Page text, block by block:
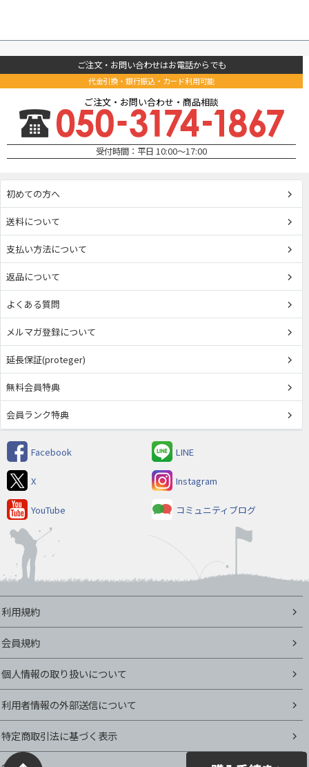
ご注文・お問い合わせはお電話からでも
代金引換・銀行振込・カード利用可能
ご注文・お問い合わせ・商品相談
受付時間：平日 10:00～17:00
初めての方へ
送料について
支払い方法について
返品について
よくある質問
メルマガ登録について
延長保証(proteger)
無料会員特典
会員ランク特典
Facebook LINE
X Instagram
YouTube コミュニティブログ
利用規約
会員規約
個人情報の取り扱いについて
利用者情報の外部送信について
特定商取引法に基づく表示